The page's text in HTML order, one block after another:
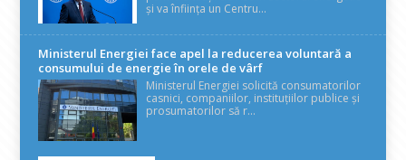
și va înființa un Centru...
Ministerul Energiei face apel la reducerea voluntară a
consumului de energie în orele de vârf
Ministerul Energiei solicită consumatorilor
casnici, companiilor, instituțiilor publice și
prosumatorilor să r...